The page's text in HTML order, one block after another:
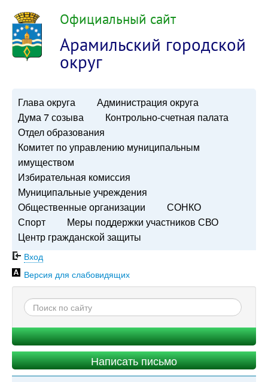
Официальный сайт
Арамильский городской
округ
Глава округа
Администрация округа
Дума 7 созыва
Контрольно-счетная палата
Отдел образования
Комитет по управлению муниципальным
имуществом
Избирательная комиссия
Муниципальные учреждения
Общественные организации
СОНКО
Спорт
Меры поддержки участников СВО
Центр гражданской защиты
Вход
Версия для слабовидящих
Написать письмо